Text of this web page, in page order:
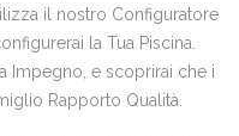
il nostro Configuratore
la Tua Piscina.
Impegno, e scoprirai che i
Rapporto Qualità.